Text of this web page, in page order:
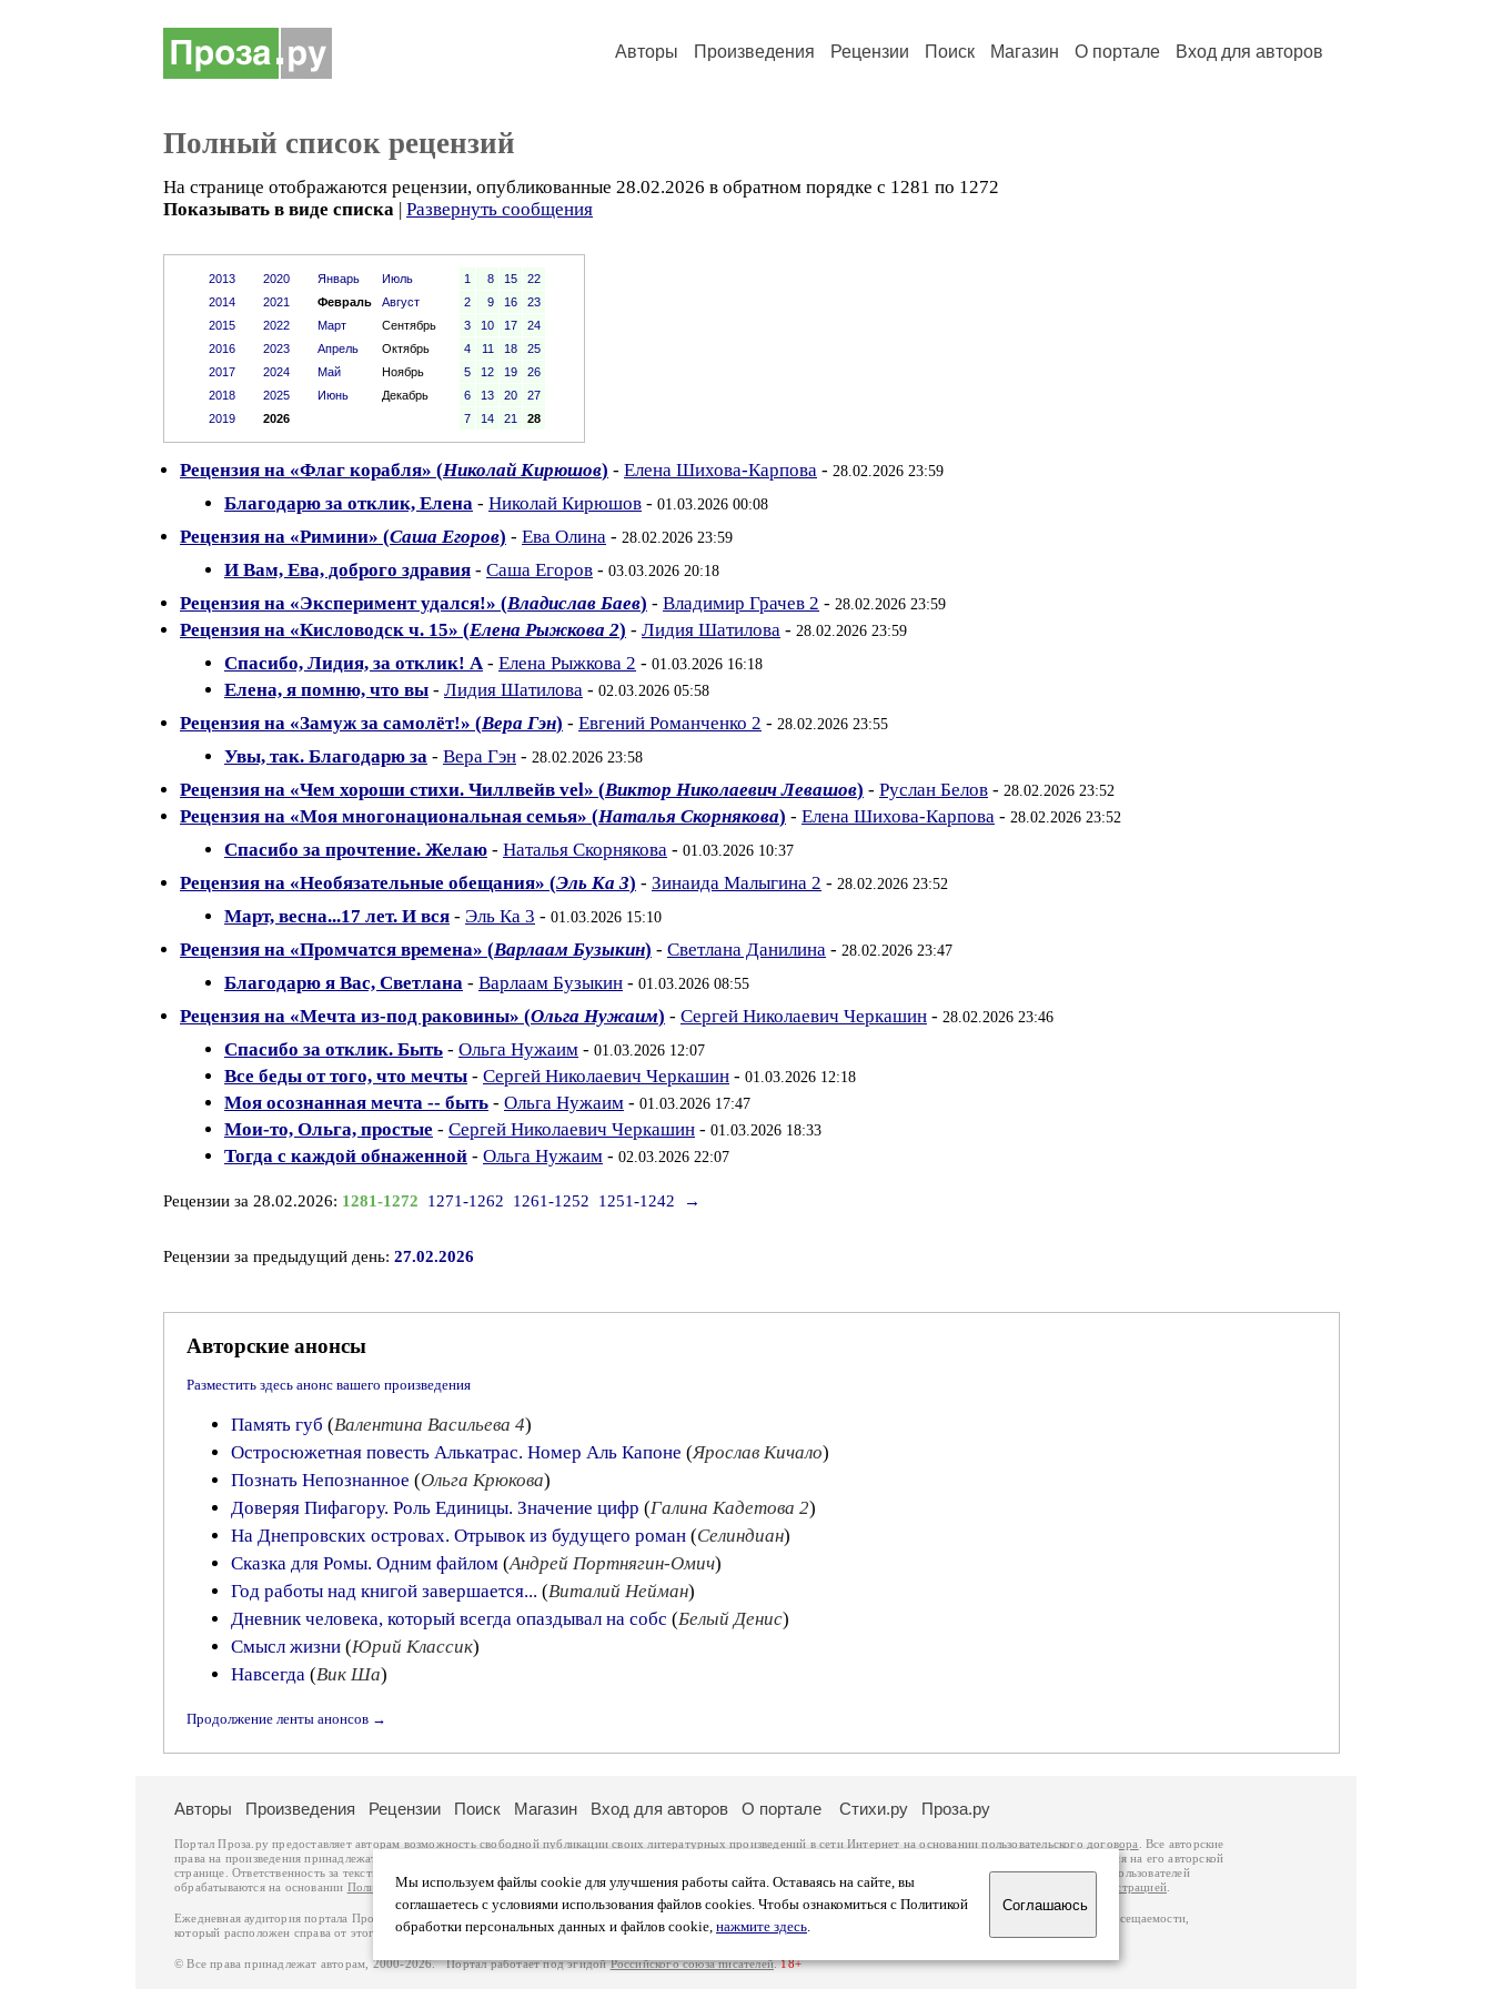
Авторы Произведения Рецензии Поиск Магазин О портале Вход для авторов
Полный список рецензий
На странице отображаются рецензии, опубликованные 28.02.2026 в обратном порядке с 1281 по 1272
Показывать в виде списка | Развернуть сообщения
2013
2014
2015
2016
2017
2018
2019
2020
2021
2022
2023
2024
2025
2026
Январь
Июль
Февраль
Август
Март
Сентябрь
Апрель
Октябрь
Май
Ноябрь
Июнь
Декабрь
1 8 15
22
2
9 16
23
3
10 17
24
4
11 18
25
5
12 19
26
6
13 20
27
7
14 21 28
Рецензия на «Флаг корабля» (Николай Кирюшов) - Елена Шихова-Карпова - 28.02.2026 23:59
Благодарю за отклик, Елена - Николай Кирюшов - 01.03.2026 00:08
Рецензия на «Римини» (Саша Егоров) - Ева Олина - 28.02.2026 23:59
И Вам, Ева, доброго здравия - Саша Егоров - 03.03.2026 20:18
Рецензия на «Эксперимент удался!» (Владислав Баев) - Владимир Грачев 2 - 28.02.2026 23:59
Рецензия на «Кисловодск ч. 15» (Елена Рыжкова 2) - Лидия Шатилова - 28.02.2026 23:59
Спасибо, Лидия, за отклик! А- Елена Рыжкова 2 - 01.03.2026 16:18
Елена, я помню, что вы - Лидия Шатилова - 02.03.2026 05:58
Рецензия на «Замуж за самолёт!» (Вера Гэн) - Евгений Романченко 2 - 28.02.2026 23:55
Увы, так. Благодарю за - Вера Гэн - 28.02.2026 23:58
Рецензия на «Чем хороши стихи. Чиллвейв vel» (Виктор Николаевич Левашов) - Руслан Белов - 28.02.2026 23:52
Рецензия на «Моя многонациональная семья» (Наталья Скорнякова) - Елена Шихова-Карпова - 28.02.2026 23:52
Спасибо за прочтение. Желаю - Наталья Скорнякова - 01.03.2026 10:37
Рецензия на «Необязательные обещания» (Эль Ка 3) - Зинаида Малыгина 2 - 28.02.2026 23:52
Март, весна...17 лет. И вся - Эль Ка 3 - 01.03.2026 15:10
Рецензия на «Промчатся времена» (Варлаам Бузыкин) - Светлана Данилина - 28.02.2026 23:47
Благодарю я Вас, Светлана - Варлаам Бузыкин - 01.03.2026 08:55
Рецензия на «Мечта из-под раковины» (Ольга Нужаим) - Сергей Николаевич Черкашин - 28.02.2026 23:46
Спасибо за отклик. Быть - Ольга Нужаим - 01.03.2026 12:07
Все беды от того, что мечты - Сергей Николаевич Черкашин - 01.03.2026 12:18
Моя осознанная мечта -- быть - Ольга Нужаим - 01.03.2026 17:47
Мои-то, Ольга, простые - Сергей Николаевич Черкашин - 01.03.2026 18:33
Тогда с каждой обнаженной - Ольга Нужаим - 02.03.2026 22:07
Рецензии за 28.02.2026: 1281-1272 1271-1262 1261-1252 1251-1242 →
Рецензии за предыдущий день: 27.02.2026
Авторские анонсы
Разместить здесь анонс вашего произведения
Память губ (Валентина Васильева 4)
Остросюжетная повесть Алькатрас. Номер Аль Капоне (Ярослав Кичало)
Познать Непознанное (Ольга Крюкова)
Доверяя Пифагору. Роль Единицы. Значение цифр (Галина Кадетова 2)
На Днепровских островах. Отрывок из будущего роман (Селиндиан)
Сказка для Ромы. Одним файлом (Андрей Портнягин-Омич)
Год работы над книгой завершается... (Виталий Нейман)
Дневник человека, который всегда опаздывал на собс (Белый Денис)
Смысл жизни (Юрий Классик)
Навсегда (Вик Ша)
Продолжение ленты анонсов →
Мы используем файлы cookie для улучшения работы сайта. Оставаясь на сайте, вы
соглашаетесь с условиями использования файлов cookies. Чтобы ознакомиться с Политикой
обработки персональных данных и файлов cookie, нажмите здесь.
Соглашаюсь
Авторы Произведения Рецензии Поиск Магазин Вход для авторов О портале Стихи.ру Проза.ру
Портал Проза.ру предоставляет авторам возможность свободной публикации своих литературных произведений в сети Интернет на основаниипользовательского договора
. Все авторские
права на произведения принадлежат авторам и охраняются
. Перепечатка произведений возможна только с согласия его автора, к которому вы можете обратиться на его авторской
странице. Ответственность за тексты произведений авторы несут самостоятельно на основании
законодательства Российской Федерации. Данные пользователей
обрабатываются на основании Политики обработки персональных данных. Вы также можете посмотреть более подробнуюинформацию о портале связаться с администрацией
Ежедневная аудитория портала Проза.ру – порядка 100 тысяч посетителей, которые в общей сумме просматривают более полумиллиона страниц по данным счетчика посещаемости,
который расположен справа от этого текста. В каждой графе указано по две цифры: количество просмотров и количество посетителей.
© Все права принадлежат авторам, 2000-2026. Портал работает под эгидойРоссийского союза писателей.18+